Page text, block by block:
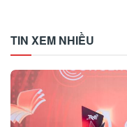
TIN XEM NHIỀU